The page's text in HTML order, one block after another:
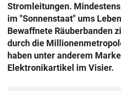
Stromleitungen.
im "Sonnenstaat" ums
Bewaffnete Räuberbanden
durch die
haben unter anderem
Elektronikartikel im Visier.